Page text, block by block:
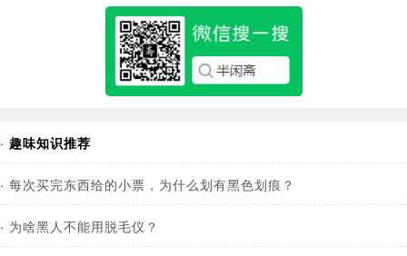
· 趣味知识推荐
· 每次买完东西给的小票，为什么划有黑色划痕？
· 为啥黑人不能用脱毛仪？